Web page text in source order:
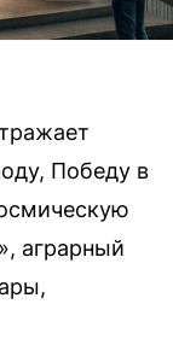
Победу в
аграрный